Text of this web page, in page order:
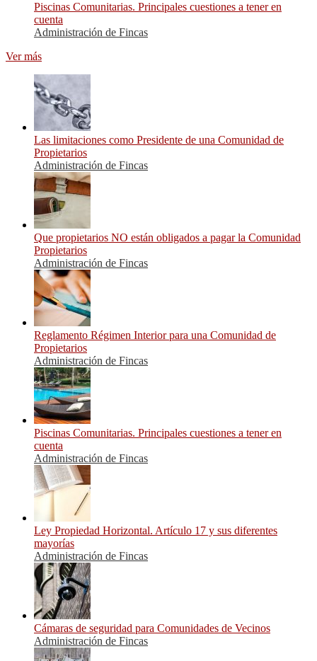
Piscinas Comunitarias. Principales cuestiones a tener en
cuenta
Administración de Fincas
Ver más
Las limitaciones como Presidente de una Comunidad de
Propietarios
Administración de Fincas
Que propietarios NO están obligados a pagar la Comunidad
Propietarios
Administración de Fincas
Reglamento Régimen Interior para una Comunidad de
Propietarios
Administración de Fincas
Piscinas Comunitarias. Principales cuestiones a tener en
cuenta
Administración de Fincas
Ley Propiedad Horizontal. Artículo 17 y sus diferentes
mayorías
Administración de Fincas
Cámaras de seguridad para Comunidades de Vecinos
Administración de Fincas